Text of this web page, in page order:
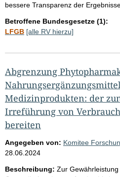
bessere Transparenz der
Betroffene Bundesgesetze (1):
LFGB [alle RV hierzu]
Abgrenzung
Medizinprodukten: der
Irreführung von
bereiten
Angegeben von: Komitee
28.06.2024
Beschreibung: Zur